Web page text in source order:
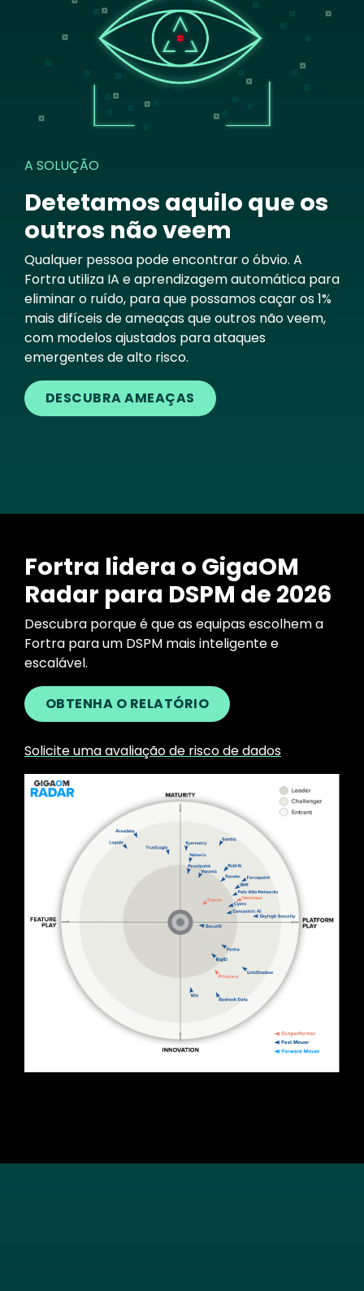
A SOLUÇÃO
Detetamos aquilo que os
outros não veem
Qualquer pessoa pode encontrar o óbvio. A
Fortra utiliza IA e aprendizagem automática para
eliminar o ruído, para que possamos caçar os 1%
mais difíceis de ameaças que outros não veem,
com modelos ajustados para ataques
emergentes de alto risco.
DESCUBRA AMEAÇAS
Fortra lidera o GigaOM
Radar para DSPM de 2026
Descubra porque é que as equipas escolhem a
Fortra para um DSPM mais inteligente e
escalável.
OBTENHA O RELATÓRIO
Solicite uma avaliação de risco de dados
Image